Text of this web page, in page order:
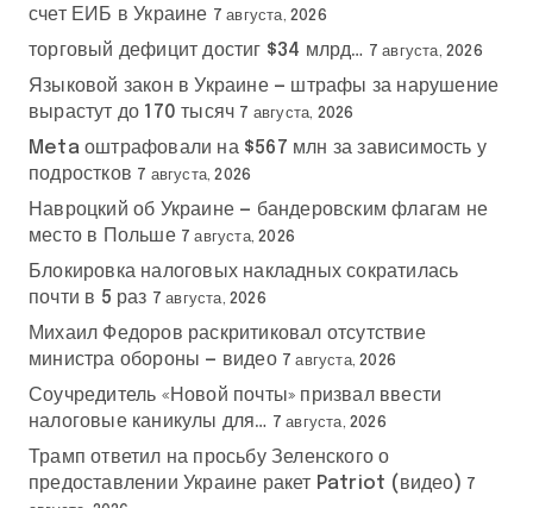
счет ЕИБ в Украине 7 августа, 2026
торговый дефицит достиг $34 млрд… 7 августа, 2026
Языковой закон в Украине — штрафы за нарушение
вырастут до 170 тысяч 7 августа, 2026
Meta оштрафовали на $567 млн за зависимость у
подростков 7 августа, 2026
Навроцкий об Украине — бандеровским флагам не
место в Польше 7 августа, 2026
Блокировка налоговых накладных сократилась
почти в 5 раз 7 августа, 2026
Михаил Федоров раскритиковал отсутствие
министра обороны — видео 7 августа, 2026
Соучредитель «Новой почты» призвал ввести
налоговые каникулы для… 7 августа, 2026
Трамп ответил на просьбу Зеленского о
предоставлении Украине ракет Patriot (видео) 7